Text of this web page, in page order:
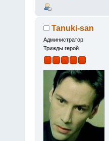
Tanuki-san
Администратор
Трижды герой